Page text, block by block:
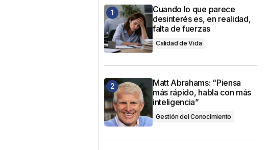
Cuando lo que parece
desinterés es, en realidad,
falta de fuerzas
Calidad de Vida
Matt Abrahams: “Piensa
más rápido, habla con más
inteligencia”
Gestión del Conocimiento